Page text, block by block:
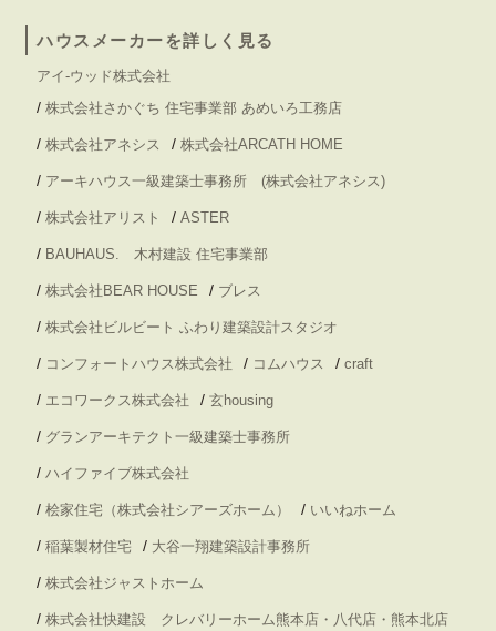
ハウスメーカーを詳しく見る
アイ-ウッド株式会社
/ 株式会社さかぐち 住宅事業部 あめいろ工務店
/ 株式会社アネシス / 株式会社ARCATH HOME
/ アーキハウス一級建築士事務所 (株式会社アネシス)
/ 株式会社アリスト / ASTER
/ BAUHAUS. 木村建設 住宅事業部
/ 株式会社BEAR HOUSE / ブレス
/ 株式会社ビルビート ふわり建築設計スタジオ
/ コンフォートハウス株式会社 / コムハウス / craft
/ エコワークス株式会社 / 玄housing
/ グランアーキテクト一級建築士事務所
/ ハイファイブ株式会社
/ 桧家住宅（株式会社シアーズホーム） / いいねホーム
/ 稲葉製材住宅 / 大谷一翔建築設計事務所
/ 株式会社ジャストホーム
/ 株式会社快建設 クレバリーホーム熊本店・八代店・熊本北店